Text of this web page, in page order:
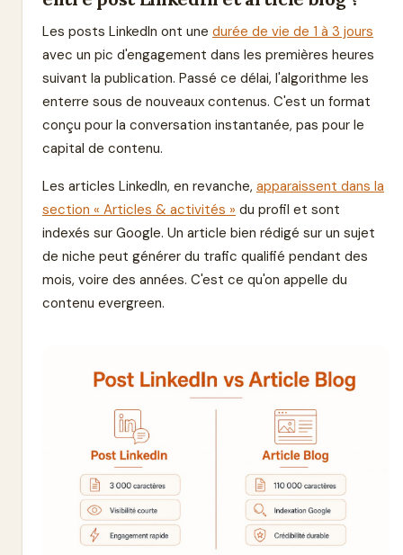
Les posts LinkedIn ont une durée de vie de 1 à 3 jours
avec un pic d'engagement dans les premières heures
suivant la publication. Passé ce délai, l'algorithme les
enterre sous de nouveaux contenus. C'est un format
conçu pour la conversation instantanée, pas pour le
capital de contenu.
Les articles LinkedIn, en revanche, apparaissent dans la
section « Articles & activités » du profil et sont
indexés sur Google. Un article bien rédigé sur un sujet
de niche peut générer du trafic qualifié pendant des
mois, voire des années. C'est ce qu'on appelle du
contenu evergreen.